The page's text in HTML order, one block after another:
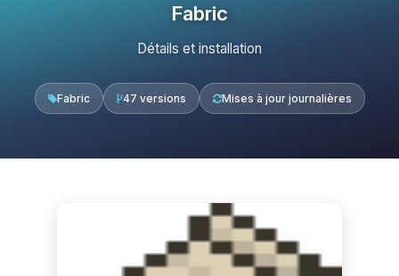
Fabric
Détails et installation
Fabric 47 versions Mises à jour journalières